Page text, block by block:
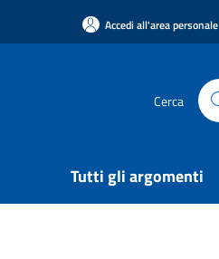
Accedi all'area personale
Cerca
Tutti gli argomenti